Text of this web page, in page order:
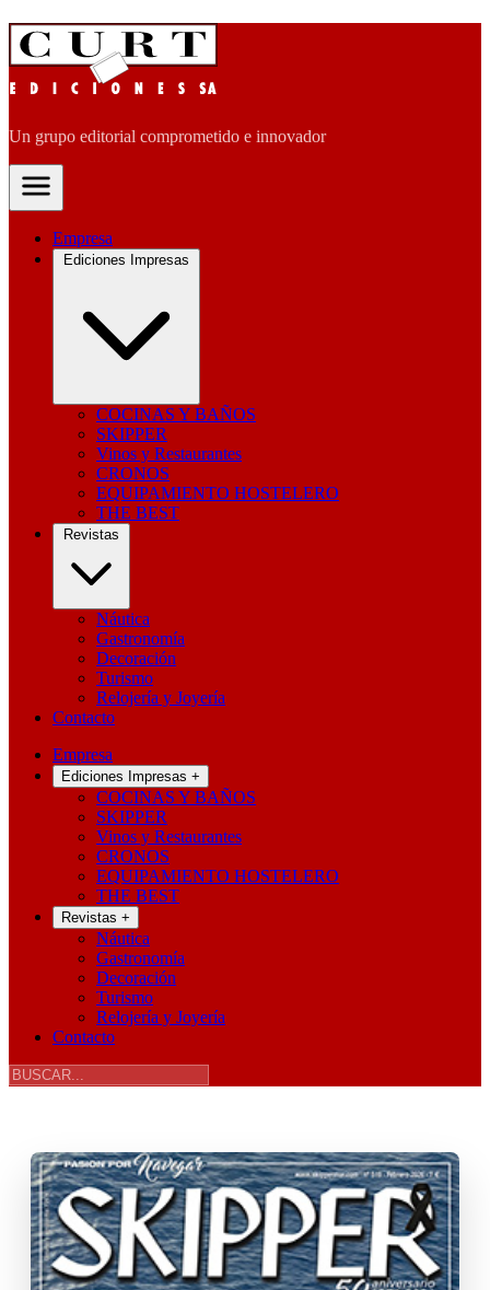
Un grupo editorial comprometido e innovador
Empresa
Ediciones Impresas
COCINAS Y BAÑOS
SKIPPER
Vinos y Restaurantes
CRONOS
EQUIPAMIENTO HOSTELERO
THE BEST
Revistas
Náutica
Gastronomía
Decoración
Turismo
Relojería y Joyería
Contacto
Empresa
Ediciones Impresas +
COCINAS Y BAÑOS
SKIPPER
Vinos y Restaurantes
CRONOS
EQUIPAMIENTO HOSTELERO
THE BEST
Revistas +
Náutica
Gastronomía
Decoración
Turismo
Relojería y Joyería
Contacto